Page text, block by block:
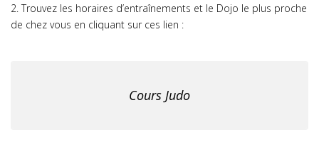
2. Trouvez les horaires d’entraînements et le Dojo le plus proche
de chez vous en cliquant sur ces lien :
Cours Judo